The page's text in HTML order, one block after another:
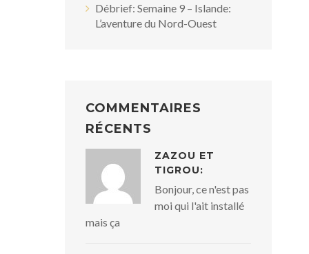
Débrief: Semaine 9 – Islande:
L’aventure du Nord-Ouest
COMMENTAIRES
RÉCENTS
ZAZOU ET
TIGROU:
Bonjour, ce n'est pas
moi qui l'ait installé
mais ça